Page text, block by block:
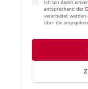
Ich bin damit
entsprechend der
verarbeitet werden
über die